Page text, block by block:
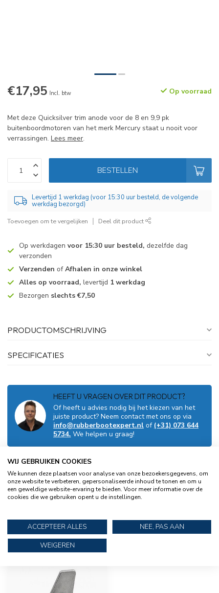
€17,95 Incl. btw Op voorraad
Met deze Quicksilver trim anode voor de 8 en 9,9 pk
buitenboordmotoren van het merk Mercury staat u nooit voor
verrassingen. Lees meer.
BESTELLEN
Levertijd 1 werkdag (voor 15:30 uur besteld, de volgende
werkdag bezorgd)
Toevoegen om te vergelijken Deel dit product
Op werkdagen voor 15:30 uur besteld, dezelfde dag
verzonden
Verzenden ofAfhalen in onze winkel
Alles op voorraad, levertijd 1 werkdag
Bezorgen slechts €7,50
PRODUCTOMSCHRIJVING
SPECIFICATIES
HEEFT U VRAGEN OVER DIT PRODUCT?
Of heeft u advies nodig bij het kiezen van het
juiste product? Neem contact met ons op via
info@rubberbootexpert.nl of (+31) 073 644
5734. We helpen u graag!
GERELATEERDE PRODUCTEN
MERCURY
Mercury 9,9 pk Viertakt
Kortstaart
€2.999,95
RECENT BEKEKEN
WIJ GEBRUIKEN COOKIES
We kunnen deze plaatsen voor analyse van onze bezoekersgegevens, om
onze website te verbeteren, gepersonaliseerde inhoud te tonen en om u
een geweldige website-ervaring te bieden. Voor meer informatie over de
cookies die we gebruiken opent u de instellingen.
ACCEPTEER ALLES
NEE, PAS AAN
WEIGEREN